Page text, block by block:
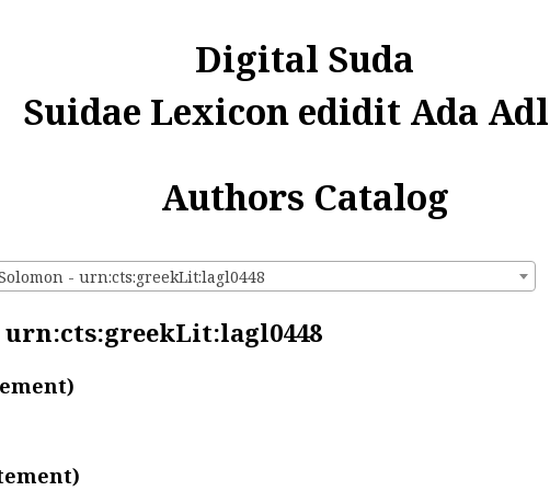
Digital Suda
Suidae Lexicon edidit Ada
Authors Catalog
- urn:cts:greekLit:lagl0448
urn:cts:greekLit:lagl0448